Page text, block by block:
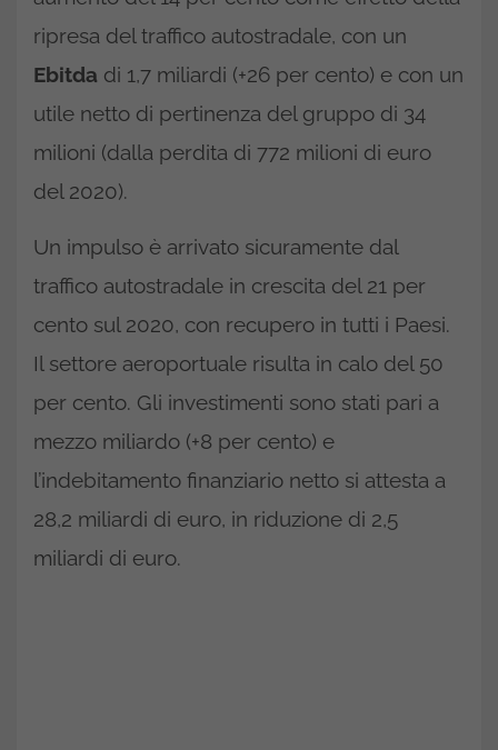
ripresa del traffico autostradale, con un
Ebitda di 1,7 miliardi (+26 per cento) e con un
utile netto di pertinenza del gruppo di 34
milioni (dalla perdita di 772 milioni di euro
del 2020).
Un impulso è arrivato sicuramente dal
traffico autostradale in crescita del 21 per
cento sul 2020, con recupero in tutti i Paesi.
Il settore aeroportuale risulta in calo del 50
per cento. Gli investimenti sono stati pari a
mezzo miliardo (+8 per cento) e
l’indebitamento finanziario netto si attesta a
28,2 miliardi di euro, in riduzione di 2,5
miliardi di euro.